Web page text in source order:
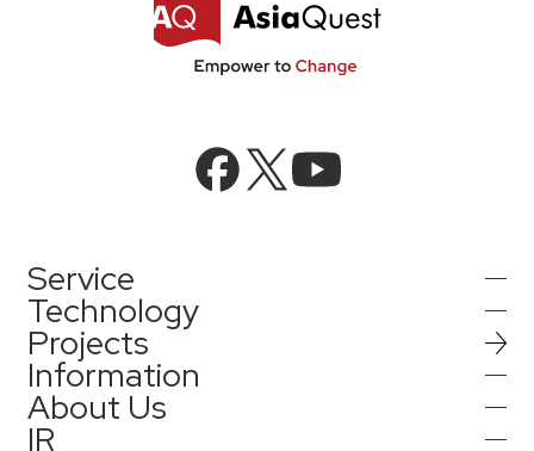
Service
AIインテグレーション
AIソリューション
Technology
AI／生成AI
AIエージェント／生成AI／LLM
Projects
Information
インフォメーション
About Us
IR